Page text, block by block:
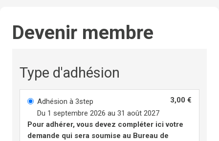
Devenir membre
Type d'adhésion
3,00 €
Adhésion à 3step
Du 1 septembre 2026 au 31 août 2027
Pour adhérer, vous devez compléter ici votre
demande qui sera soumise au Bureau de